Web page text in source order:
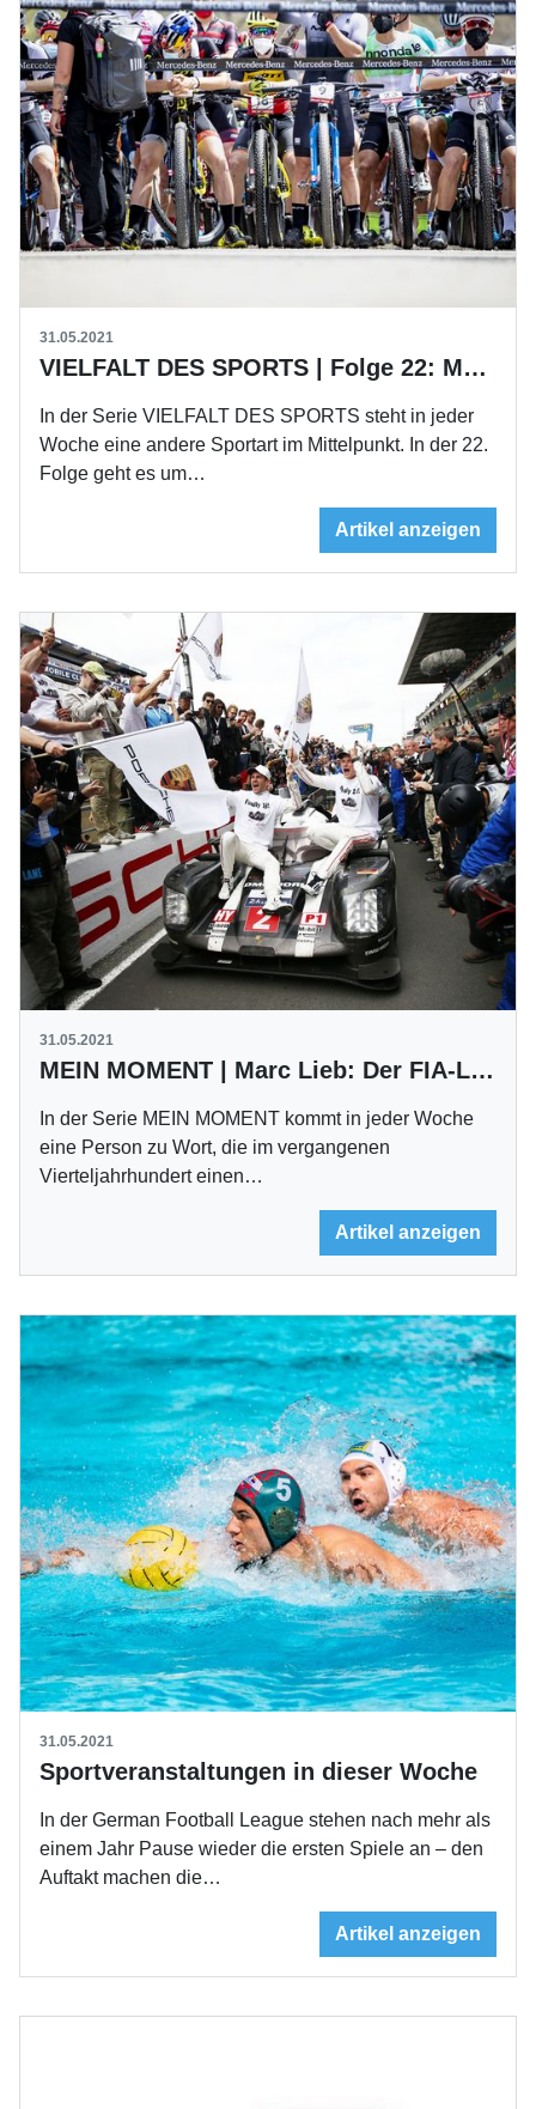
31.05.2021
VIELFALT DES SPORTS | Folge 22: Mountainbike-Radsport
In der Serie VIELFALT DES SPORTS steht in jeder
Woche eine andere Sportart im Mittelpunkt. In der 22.
Folge geht es um…
Artikel anzeigen
31.05.2021
MEIN MOMENT | Marc Lieb: Der FIA-Langstrecken-Weltmeister
In der Serie MEIN MOMENT kommt in jeder Woche
eine Person zu Wort, die im vergangenen
Vierteljahrhundert einen…
Artikel anzeigen
31.05.2021
Sportveranstaltungen in dieser Woche
In der German Football League stehen nach mehr als
einem Jahr Pause wieder die ersten Spiele an – den
Auftakt machen die…
Artikel anzeigen